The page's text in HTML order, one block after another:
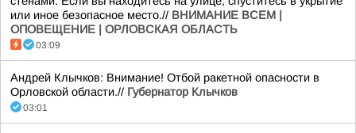
или иное безопасное место.// ВНИМАНИЕ ВСЕМ |
ОПОВЕЩЕНИЕ | ОРЛОВСКАЯ ОБЛАСТЬ
03:09
Андрей Клычков: Внимание! Отбой ракетной опасности в
Орловской области.// Губернатор Клычков
03:01